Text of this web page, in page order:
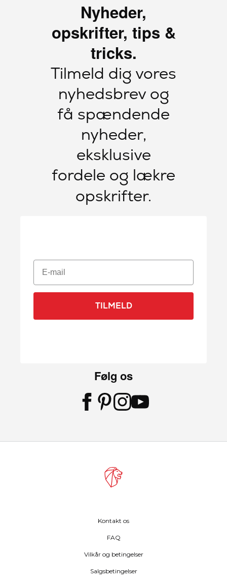
Nyheder,
opskrifter, tips &
tricks.
Tilmeld dig vores
nyhedsbrev og
få spændende
nyheder,
eksklusive
fordele og lækre
opskrifter.
E-mail
TILMELD
Følg os
Kontakt os
FAQ
Vilkår og betingelser
Salgsbetingelser